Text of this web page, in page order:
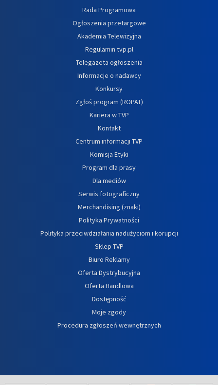
Rada Programowa
Ogłoszenia przetargowe
Akademia Telewizyjna
Regulamin tvp.pl
Telegazeta ogłoszenia
Informacje o nadawcy
Konkursy
Zgłoś program (ROPAT)
Kariera w TVP
Kontakt
Centrum informacji TVP
Komisja Etyki
Program dla prasy
Dla mediów
Serwis fotograficzny
Merchandising (znaki)
Polityka Prywatności
Polityka przeciwdziałania nadużyciom i korupcji
Sklep TVP
Biuro Reklamy
Oferta Dystrybucyjna
Oferta Handlowa
Dostępność
Moje zgody
Procedura zgłoszeń wewnętrznych